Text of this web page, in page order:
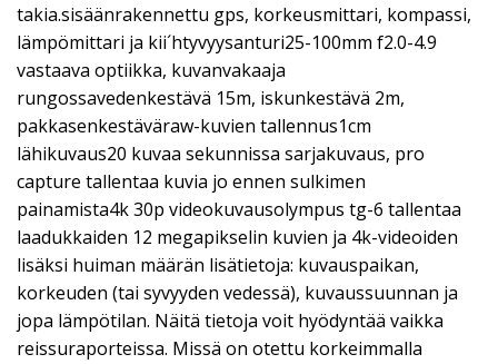
takia.sisäänrakennettu gps, korkeusmittari, kompassi,
lämpömittari ja kii´htyvyysanturi25-100mm f2.0-4.9
vastaava optiikka, kuvanvakaaja
rungossavedenkestävä 15m, iskunkestävä 2m,
pakkasenkestäväraw-kuvien tallennus1cm
lähikuvaus20 kuvaa sekunnissa sarjakuvaus, pro
capture tallentaa kuvia jo ennen sulkimen
painamista4k 30p videokuvausolympus tg-6 tallentaa
laadukkaiden 12 megapikselin kuvien ja 4k-videoiden
lisäksi huiman määrän lisätietoja: kuvauspaikan,
korkeuden (tai syvyyden vedessä), kuvaussuunnan ja
jopa lämpötilan. Näitä tietoja voit hyödyntää vaikka
reissuraporteissa. Missä on otettu korkeimmalla